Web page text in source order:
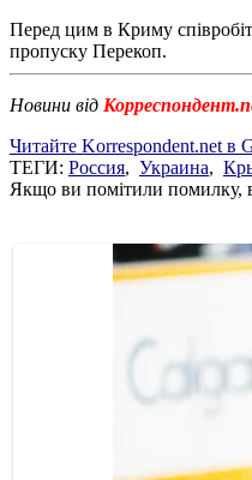
Перед цим в Криму
пропуску Перекоп.
Новини від
Читайте Korrespondent.net в
ТЕГИ: Россия, Украина,
Якщо ви помітили помилку,